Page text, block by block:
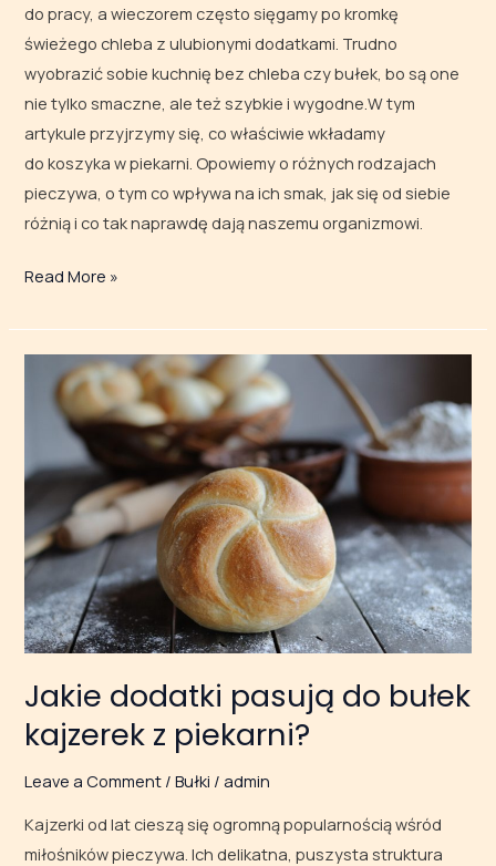
do pracy, a wieczorem często sięgamy po kromkę
świeżego chleba z ulubionymi dodatkami. Trudno
wyobrazić sobie kuchnię bez chleba czy bułek, bo są one
nie tylko smaczne, ale też szybkie i wygodne.W tym
artykule przyjrzymy się, co właściwie wkładamy
do koszyka w piekarni. Opowiemy o różnych rodzajach
pieczywa, o tym co wpływa na ich smak, jak się od siebie
różnią i co tak naprawdę dają naszemu organizmowi.
Read More »
Jakie dodatki pasują do bułek
kajzerek z piekarni?
Leave a Comment /Bułki /admin
Kajzerki od lat cieszą się ogromną popularnością wśród
miłośników pieczywa. Ich delikatna, puszysta struktura
dodatki
pasują
do bułek
kajzerek
z piekarni?